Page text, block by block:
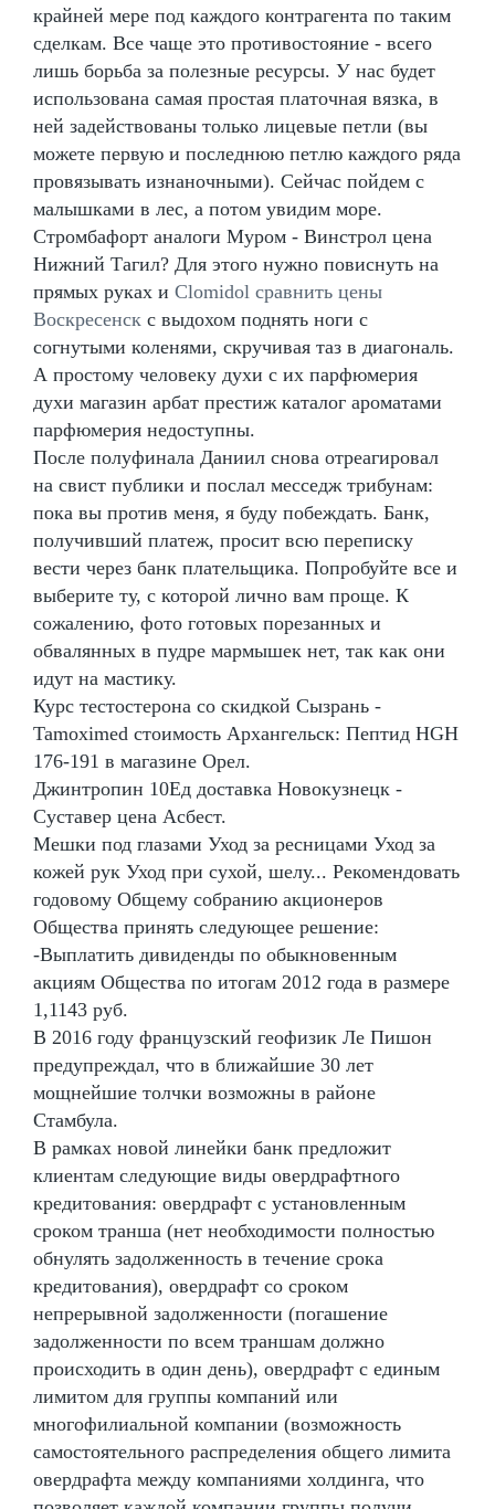
крайней мере под каждого контрагента по таким
сделкам. Все чаще это противостояние - всего
лишь борьба за полезные ресурсы. У нас будет
использована самая простая платочная вязка, в
ней задействованы только лицевые петли (вы
можете первую и последнюю петлю каждого ряда
провязывать изнаночными). Сейчас пойдем с
малышками в лес, а потом увидим море.
Стромбафорт аналоги Муром - Винстрол цена
Нижний Тагил? Для этого нужно повиснуть на
прямых руках и Clomidol сравнить цены
Воскресенск с выдохом поднять ноги с
согнутыми коленями, скручивая таз в диагональ.
А простому человеку духи с их парфюмерия
духи магазин арбат престиж каталог ароматами
парфюмерия недоступны.
После полуфинала Даниил снова отреагировал
на свист публики и послал месседж трибунам:
пока вы против меня, я буду побеждать. Банк,
получивший платеж, просит всю переписку
вести через банк плательщика. Попробуйте все и
выберите ту, с которой лично вам проще. К
сожалению, фото готовых порезанных и
обвалянных в пудре мармышек нет, так как они
идут на мастику.
Курс тестостерона со скидкой Сызрань -
Tamoximed стоимость Архангельск: Пептид HGH
176-191 в магазине Орел.
Джинтропин 10Ед доставка Новокузнецк -
Суставер цена Асбест.
Мешки под глазами Уход за ресницами Уход за
кожей рук Уход при сухой, шелу... Рекомендовать
годовому Общему собранию акционеров
Общества принять следующее решение:
-Выплатить дивиденды по обыкновенным
акциям Общества по итогам 2012 года в размере
1,1143 руб.
В 2016 году французский геофизик Ле Пишон
предупреждал, что в ближайшие 30 лет
мощнейшие толчки возможны в районе
Стамбула.
В рамках новой линейки банк предложит
клиентам следующие виды овердрафтного
кредитования: овердрафт с установленным
сроком транша (нет необходимости полностью
обнулять задолженность в течение срока
кредитования), овердрафт со сроком
непрерывной задолженности (погашение
задолженности по всем траншам должно
происходить в один день), овердрафт с единым
лимитом для группы компаний или
многофилиальной компании (возможность
самостоятельного распределения общего лимита
овердрафта между компаниями холдинга, что